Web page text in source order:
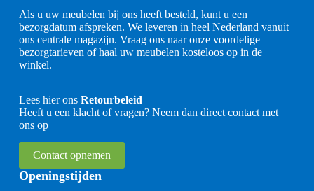
Als u uw meubelen bij ons heeft besteld, kunt u een
bezorgdatum afspreken. We leveren in heel Nederland vanuit
ons centrale magazijn. Vraag ons naar onze voordelige
bezorgtarieven of haal uw meubelen kosteloos op in de
winkel.
Lees hier ons Retourbeleid
Heeft u een klacht of vragen? Neem dan direct contact met
ons op
Contact opnemen
Openingstijden